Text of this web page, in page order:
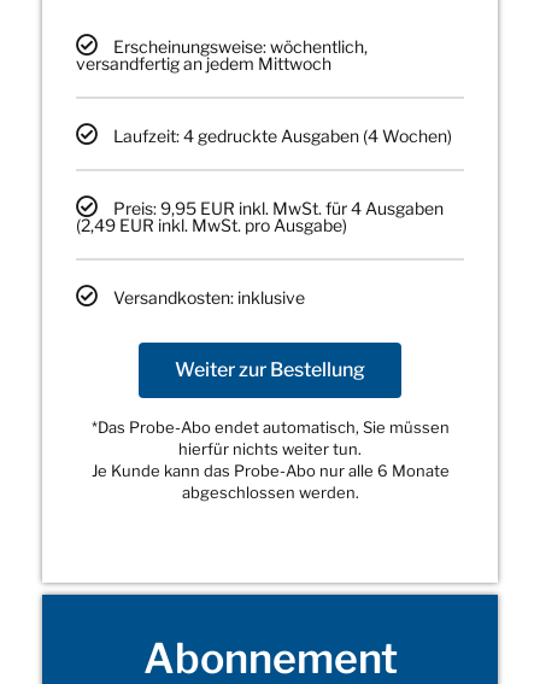
Erscheinungsweise: wöchentlich,
versandfertig an jedem Mittwoch
Laufzeit: 4 gedruckte Ausgaben (4 Wochen)
Preis: 9,95 EUR inkl. MwSt. für 4 Ausgaben
(2,49 EUR inkl. MwSt. pro Ausgabe)
Versandkosten: inklusive
Weiter zur Bestellung
*Das Probe-Abo endet automatisch, Sie müssen
hierfür nichts weiter tun.
Je Kunde kann das Probe-Abo nur alle 6 Monate
abgeschlossen werden.
Abonnement